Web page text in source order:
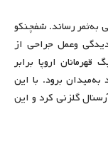
به‌ثمر رساند. شفچنکو
آسیب دیدگی وعمل جراحی از
اروپا برابر
به‌میدان برود. با این
آخر لیگ در سال ۲۰۰۷ مقابل آرسنال گلزنی کرد و این